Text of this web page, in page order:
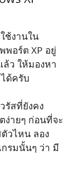
ช้งานใน
พอร์ต XP อยู่
ว ให้มองหา
ด้ครับ
รัสที่ยังคง
ง่ายๆ ก่อนที่จะ
วไหน ลอง
รมนั้นๆ ว่า มี